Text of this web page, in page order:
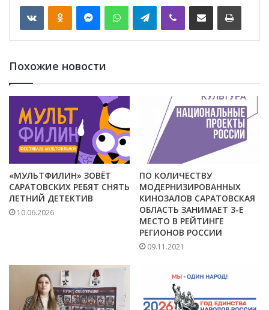
VKontakte WhatsApp Telegram
Похожие новости
«МУЛЬТФИЛИН» ЗОВЁТ
САРАТОВСКИХ РЕБЯТ СНЯТЬ
ЛЕТНИЙ ДЕТЕКТИВ
10.06.2026
ПО КОЛИЧЕСТВУ
МОДЕРНИЗИРОВАННЫХ
КИНОЗАЛОВ САРАТОВСКАЯ
ОБЛАСТЬ ЗАНИМАЕТ 3-Е
МЕСТО В РЕЙТИНГЕ
РЕГИОНОВ РОССИИ
09.11.2021